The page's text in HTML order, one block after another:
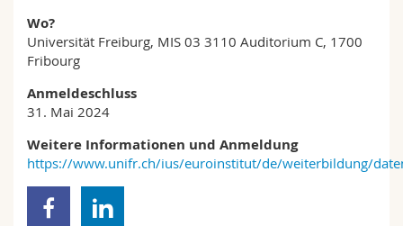
Wo?
Universität Freiburg, MIS 03 3110 Auditorium C, 1700
Fribourg
Anmeldeschluss
31. Mai 2024
Weitere Informationen und Anmeldung
https://www.unifr.ch/ius/euroinstitut/de/weiterbildung/